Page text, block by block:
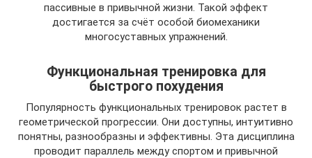
пассивные в привычной жизни. Такой эффект
достигается за счёт особой биомеханики
многосуставных упражнений.
Функциональная тренировка для
быстрого похудения
Популярность функциональных тренировок растет в
геометрической прогрессии. Они доступны, интуитивно
понятны, разнообразны и эффективны. Эта дисциплина
проводит параллель между спортом и привычной